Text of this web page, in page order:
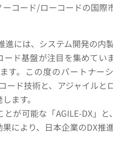
コード/ローコードの国際
進には、システム開発の
ド基盤が注目を集めて
す。この度のパートナー
ド技術と、アジャイル
ます。
が可能な「AGILE-DX」
により、日本企業のDX推